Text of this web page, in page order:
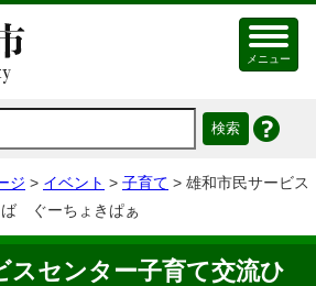
メニュー
ジ > イベント > 子育て > 雄和市民サービス
ば ぐーちょきぱぁ
スセンター子育て交流ひ